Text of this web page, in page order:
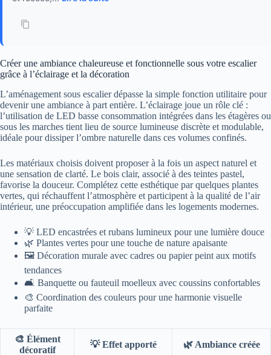
Créer une ambiance chaleureuse et fonctionnelle sous votre escalier
grâce à l’éclairage et la décoration
L’aménagement sous escalier dépasse la simple fonction utilitaire pour
devenir une ambiance à part entière. L’éclairage joue un rôle clé :
l’utilisation de LED basse consommation intégrées dans les étagères ou
sous les marches tient lieu de source lumineuse discrète et modulable,
idéale pour dissiper l’ombre naturelle dans ces volumes confinés.
Les matériaux choisis doivent proposer à la fois un aspect naturel et
une sensation de clarté. Le bois clair, associé à des teintes pastel,
favorise la douceur. Complétez cette esthétique par quelques plantes
vertes, qui réchauffent l’atmosphère et participent à la qualité de l’air
intérieur, une préoccupation amplifiée dans les logements modernes.
💡 LED encastrées et rubans lumineux pour une lumière douce
🌿 Plantes vertes pour une touche de nature apaisante
🖼️ Décoration murale avec cadres ou papier peint aux motifs
tendances
🛋️ Banquette ou fauteuil moelleux avec coussins confortables
🎨 Coordination des couleurs pour une harmonie visuelle
parfaite
🎨 Élément
décoratif
💡 Effet apporté 🌿 Ambiance créée